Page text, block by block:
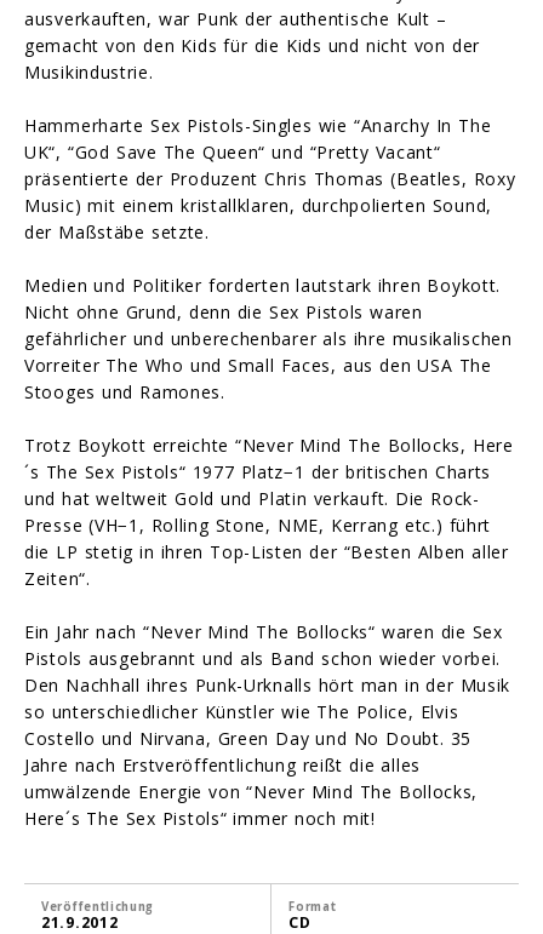
ausverkauften, war Punk der authentische Kult –
gemacht von den Kids für die Kids und nicht von der
Musikindustrie.
Hammerharte Sex Pistols-Singles wie “Anarchy In The
UK“, “God Save The Queen“ und “Pretty Vacant“
präsentierte der Produzent Chris Thomas (Beatles, Roxy
Music) mit einem kristallklaren, durchpolierten Sound,
der Maßstäbe setzte.
Medien und Politiker forderten lautstark ihren Boykott.
Nicht ohne Grund, denn die Sex Pistols waren
gefährlicher und unberechenbarer als ihre musikalischen
Vorreiter The Who und Small Faces, aus den USA The
Stooges und Ramones.
Trotz Boykott erreichte “Never Mind The Bollocks, Here
´s The Sex Pistols“ 1977 Platz−1 der britischen Charts
und hat weltweit Gold und Platin verkauft. Die Rock-
Presse (VH−1, Rolling Stone, NME, Kerrang etc.) führt
die LP stetig in ihren Top-Listen der “Besten Alben aller
Zeiten“.
Ein Jahr nach “Never Mind The Bollocks“ waren die Sex
Pistols ausgebrannt und als Band schon wieder vorbei.
Den Nachhall ihres Punk-Urknalls hört man in der Musik
so unterschiedlicher Künstler wie The Police, Elvis
Costello und Nirvana, Green Day und No Doubt. 35
Jahre nach Erstveröffentlichung reißt die alles
umwälzende Energie von “Never Mind The Bollocks,
Here´s The Sex Pistols“ immer noch mit!
Veröffentlichung
21.9.2012
Format
CD